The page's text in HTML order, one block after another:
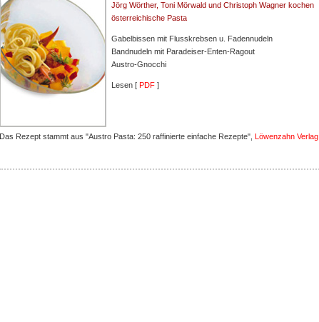
Jörg Wörther, Toni Mörwald und Christoph Wagner kochen
österreichische Pasta
Gabelbissen mit Flusskrebsen u. Fadennudeln
Bandnudeln mit Paradeiser-Enten-Ragout
Austro-Gnocchi
Lesen [ PDF ]
Das Rezept stammt aus "Austro Pasta: 250 raffinierte einfache Rezepte", Löwenzahn Verlag